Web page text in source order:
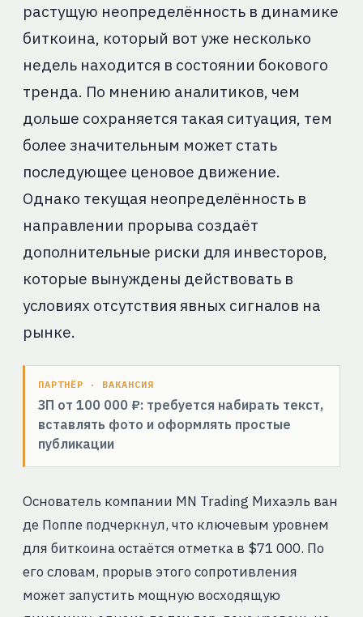
растущую неопределённость в динамике
биткоина, который вот уже несколько
недель находится в состоянии бокового
тренда. По мнению аналитиков, чем
дольше сохраняется такая ситуация, тем
более значительным может стать
последующее ценовое движение.
Однако текущая неопределённость в
направлении прорыва создаёт
дополнительные риски для инвесторов,
которые вынуждены действовать в
условиях отсутствия явных сигналов на
рынке.
ПАРТНЁР · ВАКАНСИЯ
ЗП от 100 000 ₽: требуется набирать текст,
вставлять фото и оформлять простые
публикации
Основатель компании MN Trading Михаэль ван
де Поппе подчеркнул, что ключевым уровнем
для биткоина остаётся отметка в $71 000. По
его словам, прорыв этого сопротивления
может запустить мощную восходящую